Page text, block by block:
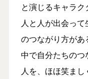
と演じるキャラ
人と人が出会っ
のつながり方が
中で自分たちの
人を、ほほ笑ま